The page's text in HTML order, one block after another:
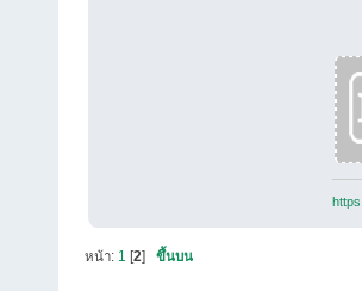
หน้า: 1 [2 ]ขึ้นบน